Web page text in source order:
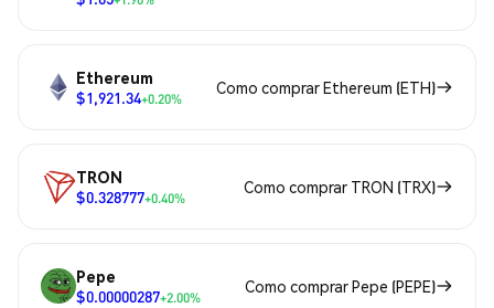
Ethereum
$1,921.34+0.20%
Como comprar Ethereum (ETH)
TRON
$0.328777+0.40%
Como comprar TRON (TRX)
Pepe
$0.00000287+2.00%
Como comprar Pepe (PEPE)